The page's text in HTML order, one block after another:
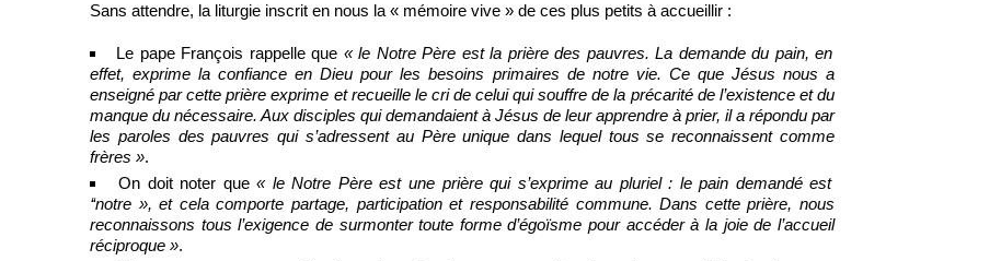
Sans attendre, la liturgie inscrit en nous la « mémoire vive » de ces plus petits à accueillir :
Le pape François rappelle que « le Notre Père est la prière des pauvres. La demande du pain, en
effet, exprime la confiance en Dieu pour les besoins primaires de notre vie. Ce que Jésus nous a
enseigné par cette prière exprime et recueille le cri de celui qui souffre de la précarité de l’existence et du
manque du nécessaire. Aux disciples qui demandaient à Jésus de leur apprendre à prier, il a répondu par
les paroles des pauvres qui s’adressent au Père unique dans lequel tous se reconnaissent comme
frères ».
On doit noter que« le Notre Père est une prière qui s’exprime au pluriel : le pain demandé est
‘‘notre », et cela comporte partage, participation et responsabilité commune. Dans cette prière, nous
reconnaissons tous l’exigence de surmonter toute forme d’égoïsme pour accéder à la joie de l’accueil
réciproque ».